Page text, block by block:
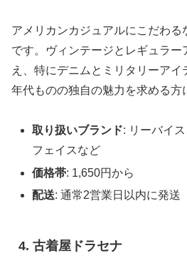
アメリカンカジュアルにこだわる
です。ヴィンテージとレギュラ
え、特にデニムとミリタリーアイ
年代ものの独自の魅力を求める方
取り扱いブランド: リーバイ
フェイスなど
価格帯: 1,650円から
配送: 通常2営業日以内に発送
4. 古着屋ドラセナ